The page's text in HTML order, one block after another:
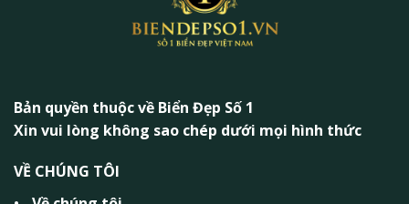
Bản quyền thuộc về Biển Đẹp Số 1
Xin vui lòng không sao chép dưới mọi hình thức
VỀ CHÚNG TÔI